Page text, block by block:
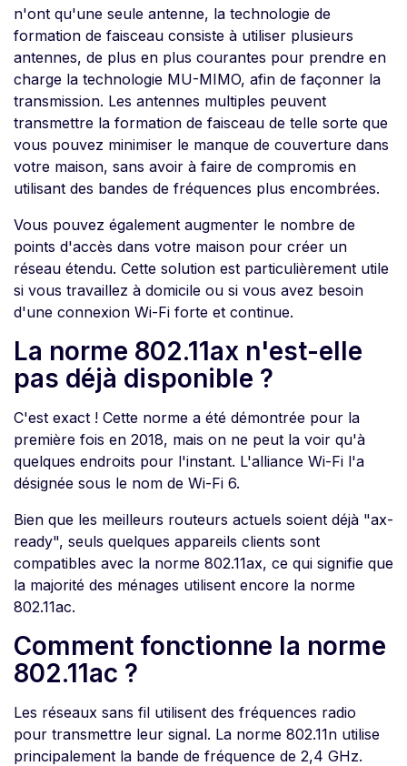
n'ont qu'une seule antenne, la technologie de
formation de faisceau consiste à utiliser plusieurs
antennes, de plus en plus courantes pour prendre en
charge la technologie MU-MIMO, afin de façonner la
transmission. Les antennes multiples peuvent
transmettre la formation de faisceau de telle sorte que
vous pouvez minimiser le manque de couverture dans
votre maison, sans avoir à faire de compromis en
utilisant des bandes de fréquences plus encombrées.
Vous pouvez également augmenter le nombre de
points d'accès dans votre maison pour créer un
réseau étendu. Cette solution est particulièrement utile
si vous travaillez à domicile ou si vous avez besoin
d'une connexion Wi-Fi forte et continue.
La norme 802.11ax n'est-elle
pas déjà disponible ?
C'est exact ! Cette norme a été démontrée pour la
première fois en 2018, mais on ne peut la voir qu'à
quelques endroits pour l'instant. L'alliance Wi-Fi l'a
désignée sous le nom de Wi-Fi 6.
Bien que les meilleurs routeurs actuels soient déjà "ax-
ready", seuls quelques appareils clients sont
compatibles avec la norme 802.11ax, ce qui signifie que
la majorité des ménages utilisent encore la norme
802.11ac.
Comment fonctionne la norme
802.11ac ?
Les réseaux sans fil utilisent des fréquences radio
pour transmettre leur signal. La norme 802.11n utilise
principalement la bande de fréquence de 2,4 GHz.